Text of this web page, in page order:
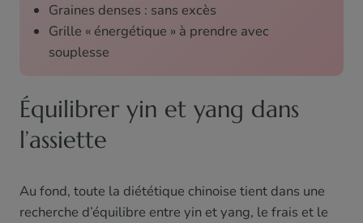
Graines denses : sans excès
Grille « énergétique » à prendre avec
souplesse
Équilibrer yin et yang dans
l’assiette
Au fond, toute la diététique chinoise tient dans une
recherche d’équilibre entre yin et yang, le frais et le